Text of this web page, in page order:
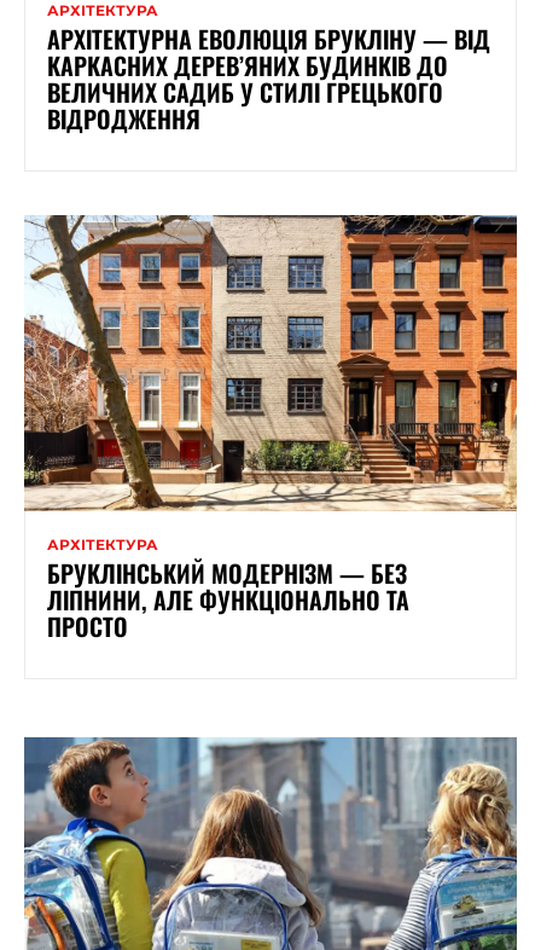
АРХІТЕКТУРА
АРХІТЕКТУРНА ЕВОЛЮЦІЯ БРУКЛІНУ — ВІД
КАРКАСНИХ ДЕРЕВ’ЯНИХ БУДИНКІВ ДО
ВЕЛИЧНИХ САДИБ У СТИЛІ ГРЕЦЬКОГО
ВІДРОДЖЕННЯ
АРХІТЕКТУРА
БРУКЛІНСЬКИЙ МОДЕРНІЗМ — БЕЗ
ЛІПНИНИ, АЛЕ ФУНКЦІОНАЛЬНО ТА
ПРОСТО